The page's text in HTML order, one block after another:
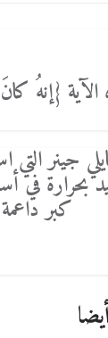
{إنهُ
جينر التي
بحرارة في
كبر